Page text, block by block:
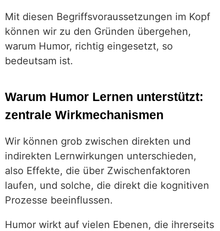
Mit diesen Begriffsvoraussetzungen im Kopf
können wir zu den Gründen übergehen,
warum Humor, richtig eingesetzt, so
bedeutsam ist.
Warum Humor Lernen unterstützt:
zentrale Wirkmechanismen
Wir können grob zwischen direkten und
indirekten Lernwirkungen unterschieden,
also Effekte, die über Zwischenfaktoren
laufen, und solche, die direkt die kognitiven
Prozesse beeinflussen.
Humor wirkt auf vielen Ebenen, die ihrerseits